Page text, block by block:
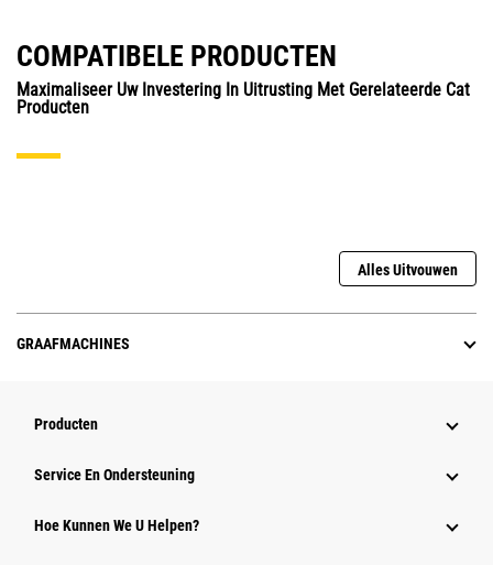
COMPATIBELE PRODUCTEN
Maximaliseer Uw Investering In Uitrusting Met Gerelateerde Cat
Producten
Alles Uitvouwen
GRAAFMACHINES
Producten
Service En Ondersteuning
Hoe Kunnen We U Helpen?